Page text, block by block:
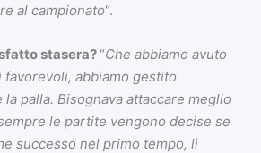
al campionato“.
stasera?“Che abbiamo avuto
abbiamo gestito
la palla. Bisognava attaccare meglio
le partite vengono decise se
successo nel primo tempo, lì